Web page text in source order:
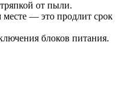
от пыли.
месте — это продлит срок
блоков питания.